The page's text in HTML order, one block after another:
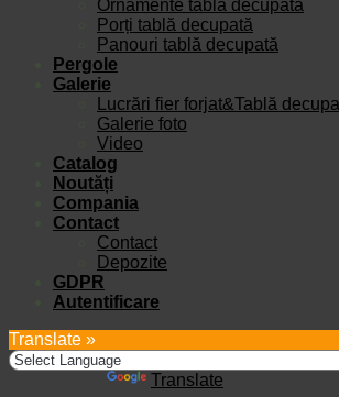
Ornamente tablă decupată
Porți tablă decupată
Panouri tablă decupată
Pergole
Galerie
Lucrări fier forjat&Tablă
Galerie foto
Video
Catalog
Noutăți
Compania
Contact
Contact
Depozite
GDPR
Autentificare
Translate »
Translate